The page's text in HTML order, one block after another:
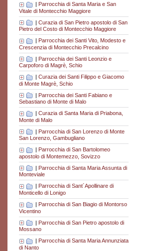
| Parrocchia di Santa Maria e San
Vitale di Montecchio Maggiore
| Curazia di San Pietro apostolo di San
Pietro del Costo di Montecchio Maggiore
| Parrocchia dei Santi Vito, Modesto e
Crescenzia di Montecchio Precalcino
| Parrocchia dei Santi Leonzio e
Carpoforo di Magrè, Schio
| Curazia dei Santi Filippo e Giacomo
di Monte Magrè, Schio
| Parrocchia dei Santi Fabiano e
Sebastiano di Monte di Malo
Curazia di Santa Maria di Priabona,
Monte di Malo
| Parrocchia di San Lorenzo di Monte
San Lorenzo, Gambugliano
Parrocchia di San Bartolomeo
apostolo di Montemezzo, Sovizzo
| Parrocchia di Santa Maria Assunta di
Monteviale
Parrocchia di Sant´Apollinare di
Monticello di Lonigo
| Parrocchia di San Biagio di Montorso
Vicentino
| Parrocchia di San Pietro apostolo di
Mossano
| Parrocchia di Santa Maria Annunziata
di Nanto